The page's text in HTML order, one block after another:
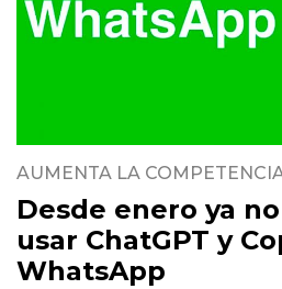
AUMENTA LA
Desde enero ya
usar ChatGPT y
WhatsApp